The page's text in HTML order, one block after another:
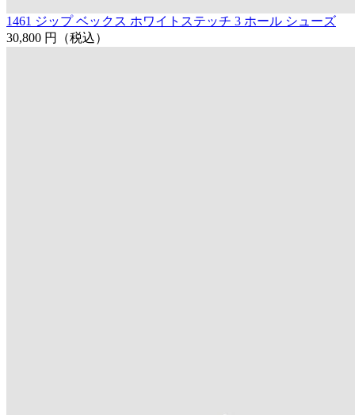
1461 ジップ ベックス ホワイトステッチ 3 ホール シューズ
30,800 円
（税込）